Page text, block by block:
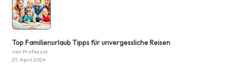
Top Familienurlaub Tipps für unvergessliche Reisen
von Professor
21. April 2024